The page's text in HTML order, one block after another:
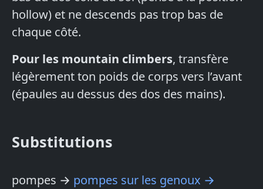
hollow) et ne descends pas trop bas de
chaque côté.
Pour les mountain climbers, transfère
légèrement ton poids de corps vers l’avant
(épaules au dessus des dos des mains).
Substitutions
pompes → pompes sur les genoux →